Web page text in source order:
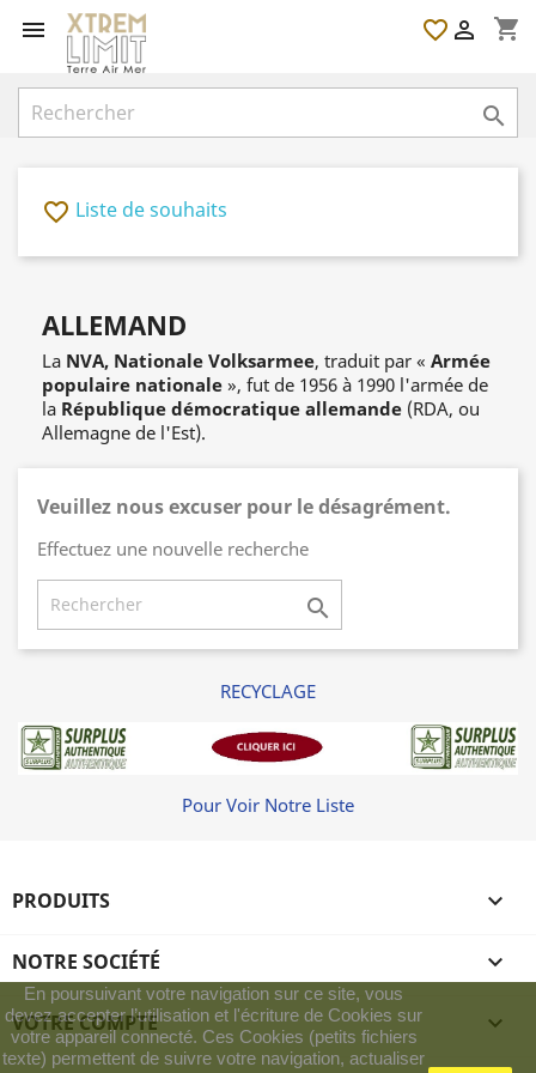
 shopping_cart

favorite_border

favorite_border Liste de souhaits
ALLEMAND
La NVA, Nationale Volksarmee, traduit par « Armée
populaire nationale », fut de 1956 à 1990 l'armée de
la République démocratique allemande (RDA, ou
Allemagne de l'Est).
Veuillez nous excuser pour le désagrément.
Effectuez une nouvelle recherche

RECYCLAGE
Pour Voir Notre Liste
PRODUITS 
NOTRE SOCIÉTÉ 
VOTRE COMPTE 
En poursuivant votre navigation sur ce site, vous
devez accepter l’utilisation et l'écriture de Cookies sur
votre appareil connecté. Ces Cookies (petits fichiers
texte) permettent de suivre votre navigation, actualiser